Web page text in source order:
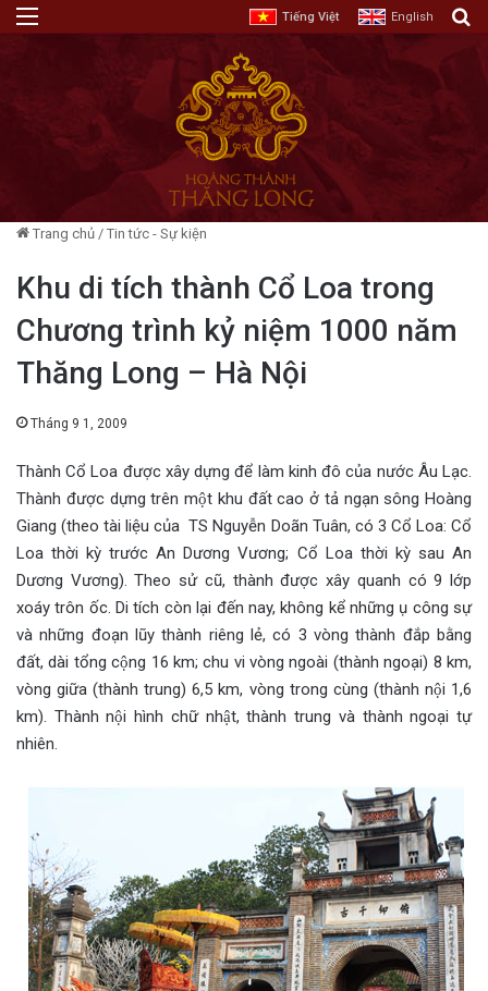
Tiếng Việt English
Trang chủ / Tin tức - Sự kiện
Khu di tích thành Cổ Loa trong
Chương trình kỷ niệm 1000 năm
Thăng Long – Hà Nội
Tháng 9 1, 2009
Thành Cổ Loa được xây dựng để làm kinh đô của nước Âu Lạc.
Thành được dựng trên một khu đất cao ở tả ngạn sông Hoàng
Giang (theo tài liệu của TS Nguyễn Doãn Tuân, có 3 Cổ Loa: Cổ
Loa thời kỳ trước An Dương Vương; Cổ Loa thời kỳ sau An
Dương Vương). Theo sử cũ, thành được xây quanh có 9 lớp
xoáy trôn ốc. Di tích còn lại đến nay, không kể những ụ công sự
và những đoạn lũy thành riêng lẻ, có 3 vòng thành đắp bằng
đất, dài tổng cộng 16 km; chu vi vòng ngoài (thành ngoại) 8 km,
vòng giữa (thành trung) 6,5 km, vòng trong cùng (thành nội 1,6
km). Thành nội hình chữ nhật, thành trung và thành ngoại tự
nhiên.